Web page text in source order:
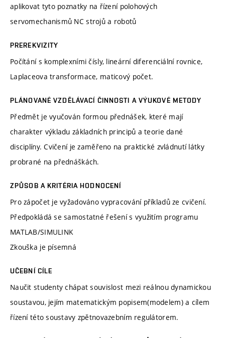
aplikovat tyto poznatky na řízení polohových
servomechanismů NC strojů a robotů
PREREKVIZITY
Počítání s komplexními čísly, lineární diferenciální rovnice,
Laplaceova transformace, maticový počet.
PLÁNOVANÉ VZDĚLÁVACÍ ČINNOSTI A VÝUKOVÉ METODY
Předmět je vyučován formou přednášek, které mají
charakter výkladu základních principů a teorie dané
disciplíny. Cvičení je zaměřeno na praktické zvládnutí látky
probrané na přednáškách.
ZPŮSOB A KRITÉRIA HODNOCENÍ
Pro zápočet je vyžadováno vypracování příkladů ze cvičení.
Předpokládá se samostatné řešení s využitím programu
MATLAB/SIMULINK
Zkouška je písemná
UČEBNÍ CÍLE
Naučit studenty chápat souvislost mezi reálnou dynamickou
soustavou, jejím matematickým popisem(modelem) a cílem
řízení této soustavy zpětnovazebním regulátorem.